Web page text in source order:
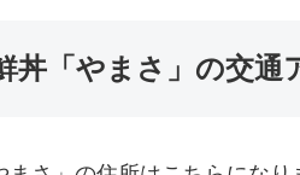
丼「やまさ」の交通